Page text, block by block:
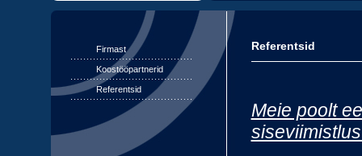
Firmast
Koostööpartnerid
Referentsid
Referentsid
Meie poolt